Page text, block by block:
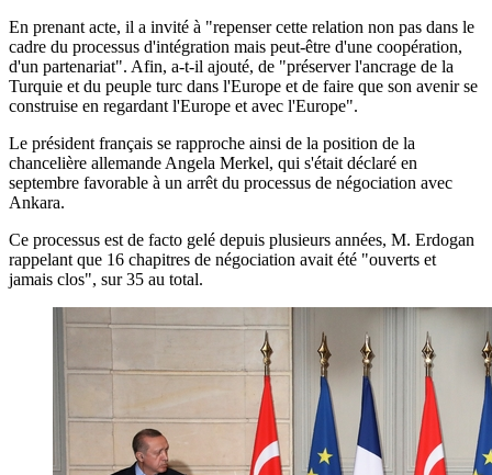
En prenant acte, il a invité à "repenser cette relation non pas dans le
cadre du processus d'intégration mais peut-être d'une coopération,
d'un partenariat". Afin, a-t-il ajouté, de "préserver l'ancrage de la
Turquie et du peuple turc dans l'Europe et de faire que son avenir se
construise en regardant l'Europe et avec l'Europe".
Le président français se rapproche ainsi de la position de la
chancelière allemande Angela Merkel, qui s'était déclaré en
septembre favorable à un arrêt du processus de négociation avec
Ankara.
Ce processus est de facto gelé depuis plusieurs années, M. Erdogan
rappelant que 16 chapitres de négociation avait été "ouverts et
jamais clos", sur 35 au total.